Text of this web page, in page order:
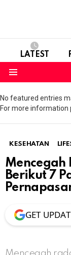
LATEST
No featured entries
For more information
KESEHATAN
Mencegah
Berikut 7
GET